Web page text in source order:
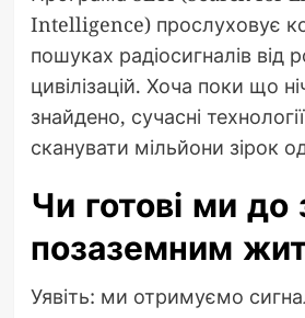
Intelligence) прослуховує
пошуках радіосигналів від
цивілізацій. Хоча поки що
знайдено, сучасні
сканувати мільйони зірок
Чи готові ми до
позаземним
Уявіть: ми отримуємо